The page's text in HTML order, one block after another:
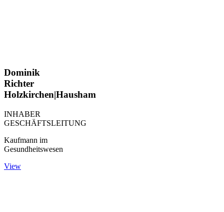
Dominik
Richter
Holzkirchen|Hausham
INHABER
GESCHÄFTSLEITUNG
Kaufmann im
Gesundheitswesen
View